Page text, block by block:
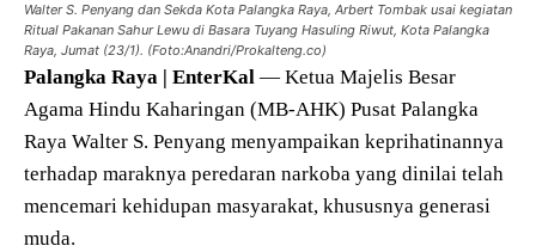
Walter S. Penyang dan Sekda Kota Palangka Raya, Arbert Tombak usai kegiatan
Ritual Pakanan Sahur Lewu di Basara Tuyang Hasuling Riwut, Kota Palangka
Raya, Jumat (23/1). (Foto:Anandri/Prokalteng.co)
Palangka Raya | EnterKal — Ketua Majelis Besar
Agama Hindu Kaharingan (MB-AHK) Pusat Palangka
Raya Walter S. Penyang menyampaikan keprihatinannya
terhadap maraknya peredaran narkoba yang dinilai telah
mencemari kehidupan masyarakat, khususnya generasi
muda.